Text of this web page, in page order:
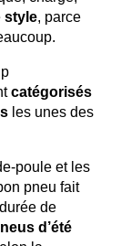
style, parce
catégorisés
les unes des
poule et les
pneu fait
de
d’été